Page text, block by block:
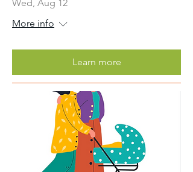
Wed, Aug 12
More info
Learn more